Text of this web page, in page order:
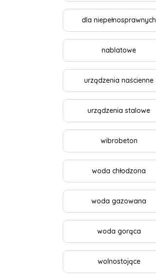
dla niepełnosprawnych
nablatowe
urządzenia naścienne
urządzenia stalowe
wibrobeton
woda chłodzona
woda gazowana
woda gorąca
wolnostojące